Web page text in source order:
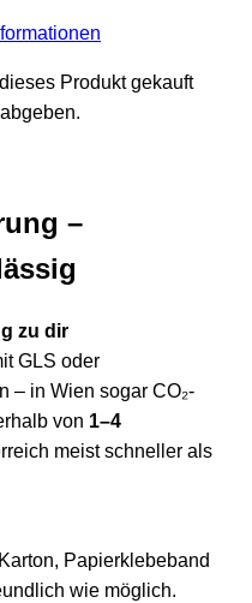
Produkt gekauft
–
zu dir
GLS oder
– in Wien sogar CO₂-
von 1–4
meist schneller als
Papierklebeband
wie möglich.